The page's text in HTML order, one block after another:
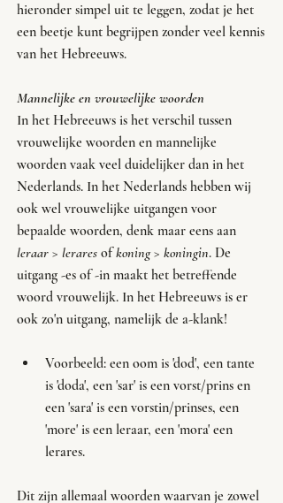
hieronder simpel uit te leggen, zodat je het
een beetje kunt begrijpen zonder veel kennis
van het Hebreeuws.
Mannelijke en vrouwelijke woorden
In het Hebreeuws is het verschil tussen
vrouwelijke woorden en mannelijke
woorden vaak veel duidelijker dan in het
Nederlands. In het Nederlands hebben wij
ook wel vrouwelijke uitgangen voor
bepaalde woorden, denk maar eens aan
leraar > lerares of koning > koningin. De
uitgang -es of -in maakt het betreffende
woord vrouwelijk. In het Hebreeuws is er
ook zo'n uitgang, namelijk de a-klank!
Voorbeeld: een oom is 'dod', een tante
is 'doda', een 'sar' is een vorst/prins en
een 'sara' is een vorstin/prinses, een
'more' is een leraar, een 'mora' een
lerares.
Dit zijn allemaal woorden waarvan je zowel